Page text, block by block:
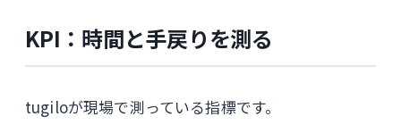
KPI：時間と手戻りを測る
tugiloが現場で測っている指標です。